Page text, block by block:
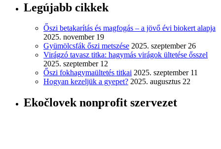
Legújabb cikkek
Őszi betakarítás és magfogás – a jövő évi biokert alapja
2025. november 19
Gyümölcsfák őszi metszése 2025. szeptember 26
Virágzó tavasz titka: hagymás virágok ültetése ősszel
2025. szeptember 12
Őszi fokhagymaültetés titkai 2025. szeptember 11
Hogyan kezeljük a gyepet? 2025. augusztus 22
Ekočlovek nonprofit szervezet